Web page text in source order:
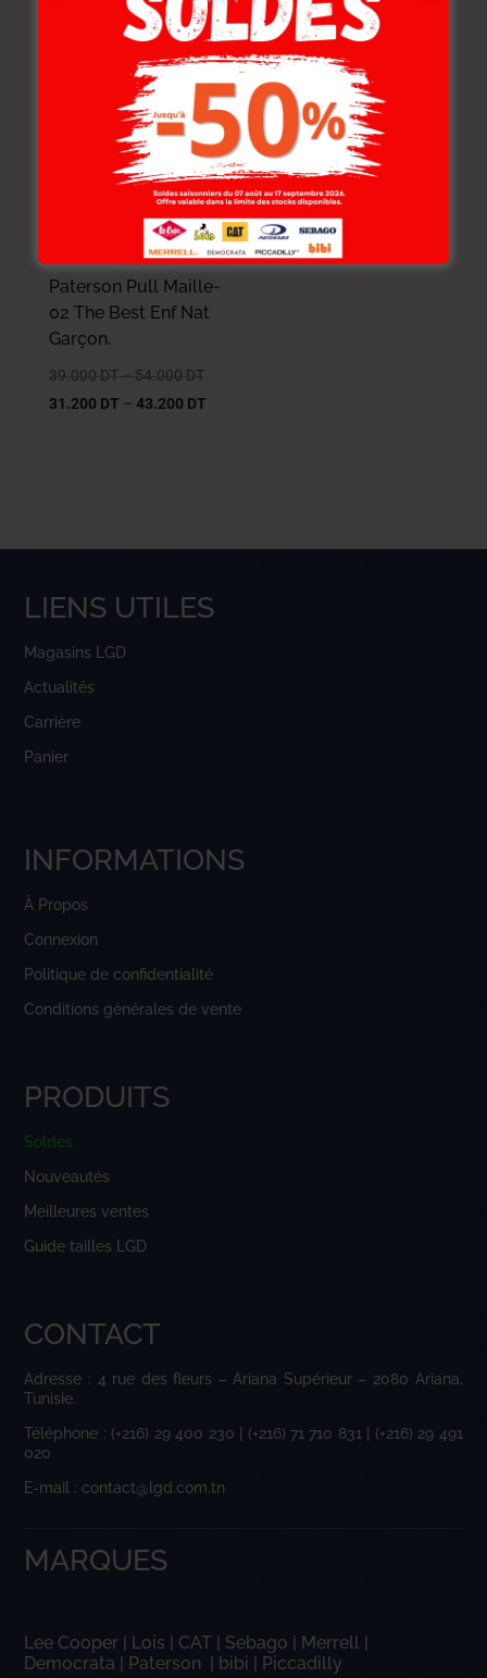
Produits similaires
-20%
Paterson Pull Maille-
02 The Best Enf Nat
Garçon.
39.000 DT– 54.000 DT
31.200 DT – 43.200 DT
LIENS UTILES
Magasins LGD
Actualités
Carrière
Panier
INFORMATIONS
À Propos
Connexion
Politique de confidentialité
Conditions générales de vente
PRODUITS
Soldes
Nouveautés
Meilleures ventes
Guide tailles LGD
CONTACT
Adresse : 4 rue des fleurs – Ariana Supérieur – 2080 Ariana,
Tunisie.
Téléphone : (+216) 29 400 230 | (+216) 71 710 831 | (+216) 29 491
020
E-mail : contact@lgd.com.tn
MARQUES
Lee Cooper Lois CAT Sebago Merrell
Democrata
Paterson bibi Piccadilly